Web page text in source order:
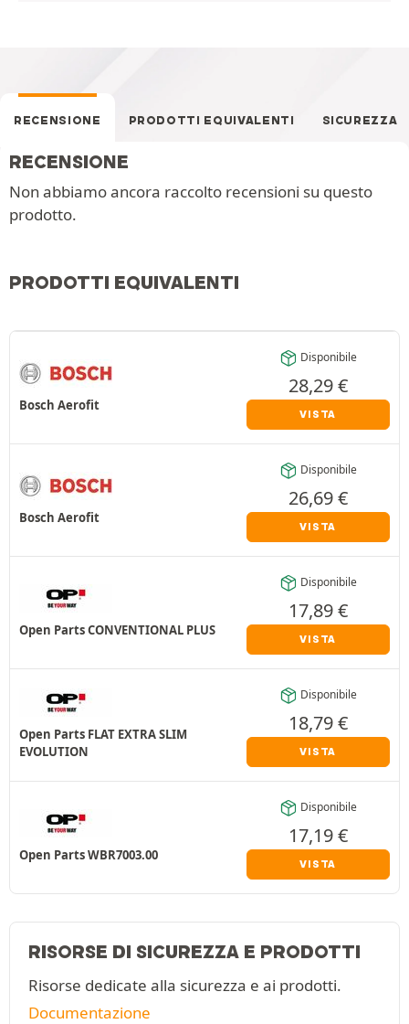
RECENSIONE PRODOTTI EQUIVALENTI SICUREZZA
RECENSIONE
Non abbiamo ancora raccolto recensioni su questo
prodotto.
PRODOTTI EQUIVALENTI
Bosch Aerofit
Disponibile
28,29€
VISTA
Bosch Aerofit
Disponibile
26,69€
VISTA
Open Parts CONVENTIONAL PLUS
Disponibile
17,89€
VISTA
Open Parts FLAT EXTRA SLIM
EVOLUTION
Disponibile
18,79€
VISTA
Open Parts WBR7003.00
Disponibile
17,19€
VISTA
RISORSE DI SICUREZZA E PRODOTTI
Risorse dedicate alla sicurezza e ai prodotti.
Documentazione